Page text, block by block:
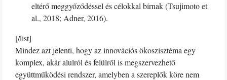
eltérő meggyőződéssel és célokkal bírnak (Tsujimoto et
al., 2018; Adner, 2016).
[/list]
Mindez azt jelenti, hogy az innovációs ökoszisztéma egy
komplex, akár alulról és felülről is megszervezhető
együttműködési rendszer, amelyben a szereplők köre nem